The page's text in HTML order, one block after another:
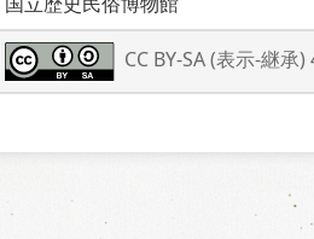
CC BY-SA (表示-継承)